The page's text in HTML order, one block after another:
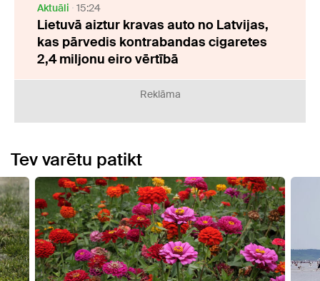
Aktuāli 15:24
Lietuvā aiztur kravas auto no Latvijas,
kas pārvedis kontrabandas cigaretes
2,4 miljonu eiro vērtībā
Reklāma
Tev varētu patikt